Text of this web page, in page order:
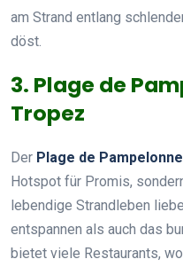
am Strand entlang
döst.
3. Plage de
Tropez
Der Plage de Pampelonne
Hotspot für Promis,
lebendige Strandleben
entspannen als auch das
bietet viele Restaurants,